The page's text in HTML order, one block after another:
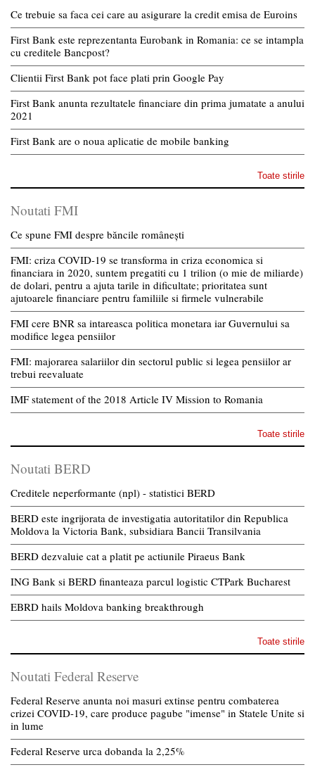
Ce trebuie sa faca cei care au asigurare la credit emisa de Euroins
First Bank este reprezentanta Eurobank in Romania: ce se intampla
cu creditele Bancpost?
Clientii First Bank pot face plati prin Google Pay
First Bank anunta rezultatele financiare din prima jumatate a anului
2021
First Bank are o noua aplicatie de mobile banking
Toate stirile
Noutati FMI
Ce spune FMI despre băncile românești
FMI: criza COVID-19 se transforma in criza economica si
financiara in 2020, suntem pregatiti cu 1 trilion (o mie de miliarde)
de dolari, pentru a ajuta tarile in dificultate; prioritatea sunt
ajutoarele financiare pentru familiile si firmele vulnerabile
FMI cere BNR sa intareasca politica monetara iar Guvernului sa
modifice legea pensiilor
FMI: majorarea salariilor din sectorul public si legea pensiilor ar
trebui reevaluate
IMF statement of the 2018 Article IV Mission to Romania
Toate stirile
Noutati BERD
Creditele neperformante (npl) - statistici BERD
BERD este ingrijorata de investigatia autoritatilor din Republica
Moldova la Victoria Bank, subsidiara Bancii Transilvania
BERD dezvaluie cat a platit pe actiunile Piraeus Bank
ING Bank si BERD finanteaza parcul logistic CTPark Bucharest
EBRD hails Moldova banking breakthrough
Toate stirile
Noutati Federal Reserve
Federal Reserve anunta noi masuri extinse pentru combaterea
crizei COVID-19, care produce pagube "imense" in Statele Unite si
in lume
Federal Reserve urca dobanda la 2,25%